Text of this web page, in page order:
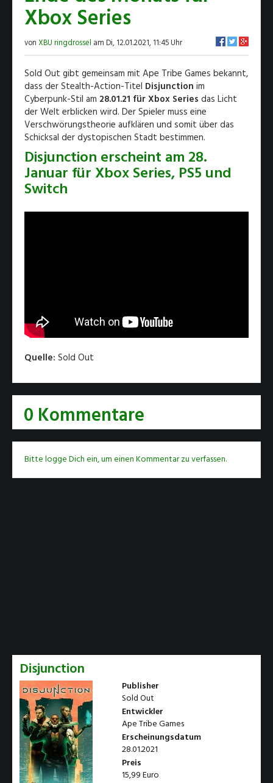
Xbox Series
von XBU ringdrossel am Di, 12.01.2021, 11:45 Uhr
Sold Out gibt gemeinsam mit Ape Tribe Games bekannt,
dass der Stealth-Action-Titel Disjunction im
Cyberpunk-Stil am 28.01.21 für Xbox Series das Licht
der Welt erblicken wird. Der Spieler muss eine
Verschwörungstheorie aufklären und somit über das
Schicksal der dystopischen Stadt bestimmen.
Disjunction erscheint am 28.
Januar für Xbox Series, PS5 und
Switch
Quelle: Sold Out
0 Kommentare
Bitte logge Dich ein, um einen Kommentar zu verfassen.
Disjunction
Publisher
Sold Out
Entwickler
Ape Tribe Games
Erscheinungsdatum
28.01.2021
Preis
15,99 Euro